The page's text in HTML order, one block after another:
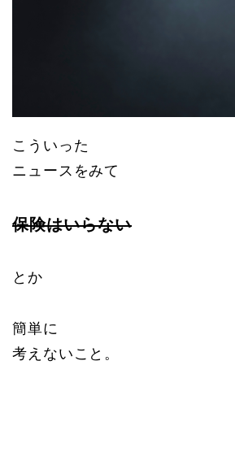
こういった
ニュースをみて
保険はいらない
とか
簡単に
考えないこと。